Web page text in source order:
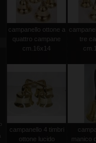
campanello ottone a
quattro campane
cm.16x14
tre
campanello 4 timbri
ottone lucido
manico